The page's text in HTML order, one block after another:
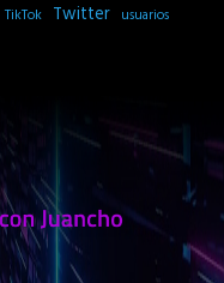
TikTok Twitter usuarios